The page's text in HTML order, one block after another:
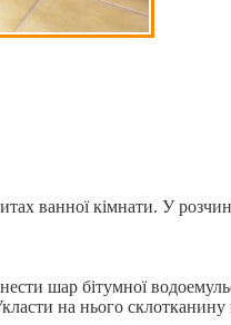
ванної кімнати. У
шар бітумної
на нього